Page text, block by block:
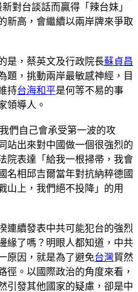
新對台談話而贏得「辣台妹」
新高，會繼續以兩岸牌來爭取
是，蔡英文及行政院長蘇貞昌
題，挑動兩岸最敏感神經，目
持台海和平是何等不易的事
領導人。
們自己會承受第一波的攻
站出來對中國做一個很強烈的
院表達「給我一根掃帚，我會
名相邱吉爾當年對抗納粹德國
山上，我們絕不投降」的用
連續發表中共可能犯台的強烈
緣了嗎？明眼人都知道，中共
原因，就是為了避免台灣貿然
徑。以國際政治的角度來看，
引發其他國家的疑慮，卻是中